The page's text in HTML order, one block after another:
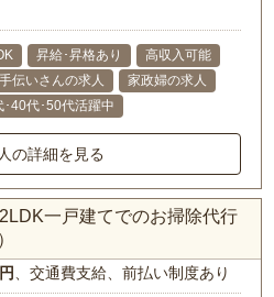
昇給･昇格あり
高収入可能
伝いさんの求人
家政婦の求人
･40代･50代活躍中
の詳細を見る
一戸建てでのお掃除代行
、交通費支給、前払い制度あり